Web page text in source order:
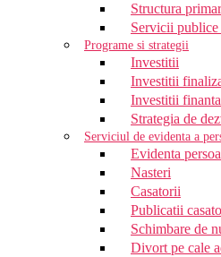
Structura
Servicii publice
Programe si strategii
Investitii
Investitii
Investitii
Strategia de
Serviciul de evidenta a
Evidenta
Nasteri
Casatorii
Publicatii
Schimbare de
Divort pe cale